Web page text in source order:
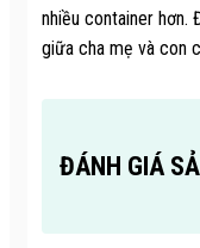
nhiều container hơn.
giữa cha mẹ và con
ĐÁNH GIÁ